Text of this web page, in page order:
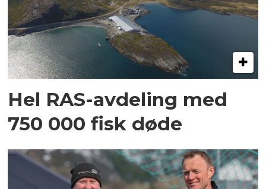
Hel RAS-avdeling med
750 000 fisk døde